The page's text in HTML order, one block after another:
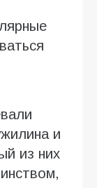
и
из них